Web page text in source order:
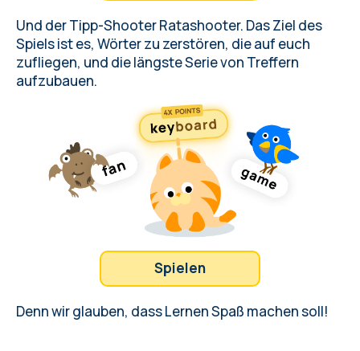
Und der Tipp-Shooter Ratashooter. Das Ziel des
Spiels ist es, Wörter zu zerstören, die auf euch
zufliegen, und die längste Serie von Treffern
aufzubauen.
Spielen
Denn wir glauben, dass Lernen Spaß machen soll!